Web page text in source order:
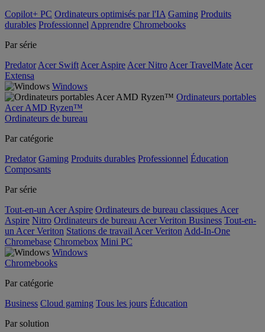
Copilot+ PC Ordinateurs optimisés par l'IA Gaming Produits
durables Professionnel Apprendre Chromebooks
Par série
Predator Acer Swift Acer Aspire Acer Nitro Acer TravelMate Acer
Extensa
Windows
Ordinateurs portables
Acer AMD Ryzen™
Ordinateurs de bureau
Par catégorie
Predator Gaming Produits durables Professionnel Éducation
Composants
Par série
Tout-en-un Acer Aspire Ordinateurs de bureau classiques Acer
Aspire Nitro Ordinateurs de bureau Acer Veriton Business Tout-en-
un Acer Veriton Stations de travail Acer Veriton Add-In-One
Chromebase Chromebox Mini PC
Windows
Chromebooks
Par catégorie
Business Cloud gaming Tous les jours Éducation
Par solution